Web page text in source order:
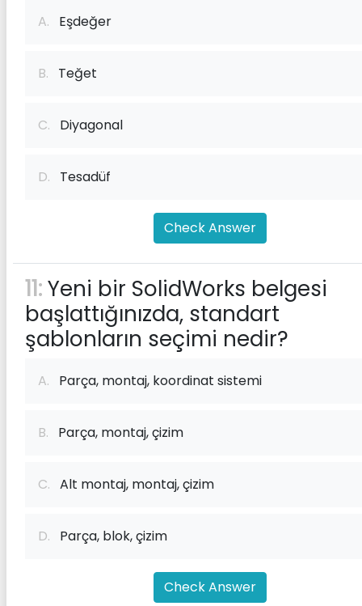
A. Eşdeğer
B. Teğet
C. Diyagonal
D. Tesadüf
Check Answer
11:Yeni bir SolidWorks belgesi
başlattığınızda, standart
şablonların seçimi nedir?
A. Parça, montaj, koordinat sistemi
B. Parça, montaj, çizim
C. Alt montaj, montaj, çizim
D. Parça, blok, çizim
Check Answer